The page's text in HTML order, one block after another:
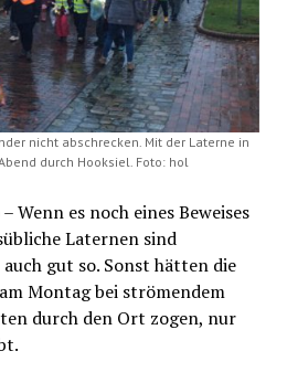
nicht abschrecken. Mit der Laterne in
durch Hooksiel. Foto: hol
Wenn es noch eines Beweises
Laternen sind
gut so. Sonst hätten die
Montag bei strömendem
durch den Ort zogen, nur